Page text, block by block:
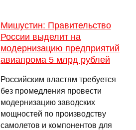
Мишустин: Правительство
России выделит на
модернизацию предприятий
авиапрома 5 млрд рублей
Российским властям требуется
без промедления провести
модернизацию заводских
мощностей по производству
самолетов и компонентов для